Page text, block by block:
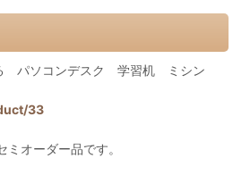
パソコンデスク 学習机 ミシン
33
ミオーダー品です。